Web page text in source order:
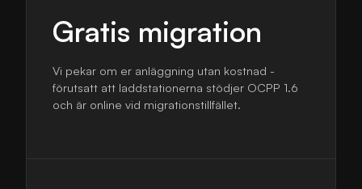
Gratis migration
Vi pekar om er anläggning utan kostnad -
förutsatt att laddstationerna stödjer OCPP 1.6
och är online vid migrationstillfället.